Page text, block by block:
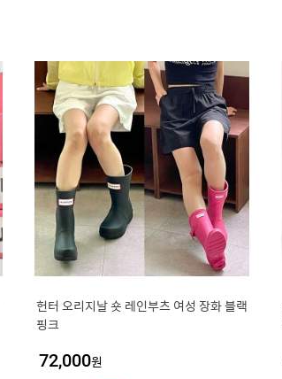
헌터 오리지날 숏 레인부츠 여성 장화 블랙
핑크
72,000원